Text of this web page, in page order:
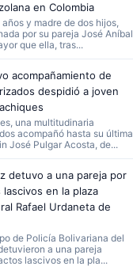
en Colombia
y madre de dos hijos,
por su pareja José Aníbal
que ella, tras...
acompañamiento de
despidió a joven
una multitudinaria
acompañó hasta su última
José Pulgar Acosta, de...
detuvo a una pareja por
lascivos en la plaza
Rafael Urdaneta de
de Policía Bolivariana del
a una pareja
lascivos en la pla...